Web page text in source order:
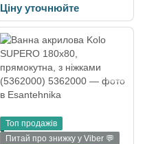
XWP3660000N
Ціну уточнюйте
Топ продажів
Питай про знижку у Viber 💬